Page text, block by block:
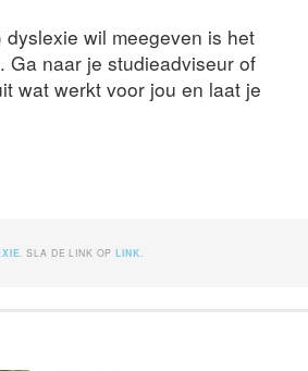
wil meegeven is het
Ga naar je studieadviseur of
wat werkt voor jou en laat je
. SLA DE LINK OPLINK